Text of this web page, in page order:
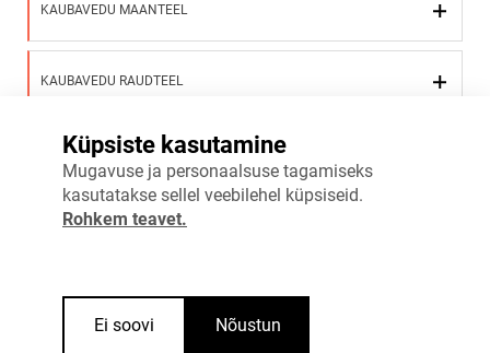
KAUBAVEDU MAANTEEL
KAUBAVEDU RAUDTEEL
SÕITJATEVEDU BUSSIDE JA TROLLIDEGA
SÕITJATEVEDU RAUDTEEL
SÕITJATEVEDU SÕIDUAUTODEGA
Küpsiste kasutamine
Mugavuse ja personaalsuse tagamiseks
kasutatakse sellel veebilehel küpsiseid.
Rohkem teavet.
Ei soovi Nõustun